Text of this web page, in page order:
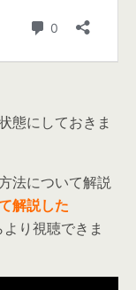
態にしておきま
法について解説
解説した
り視聴できま